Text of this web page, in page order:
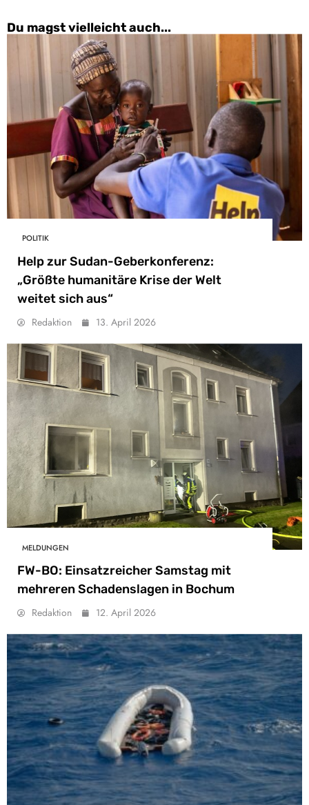
Du magst vielleicht auch...
POLITIK
Help zur Sudan-Geberkonferenz:
„Größte humanitäre Krise der Welt
weitet sich aus“
Redaktion 13. April 2026
MELDUNGEN
FW-BO: Einsatzreicher Samstag mit
mehreren Schadenslagen in Bochum
Redaktion 12. April 2026